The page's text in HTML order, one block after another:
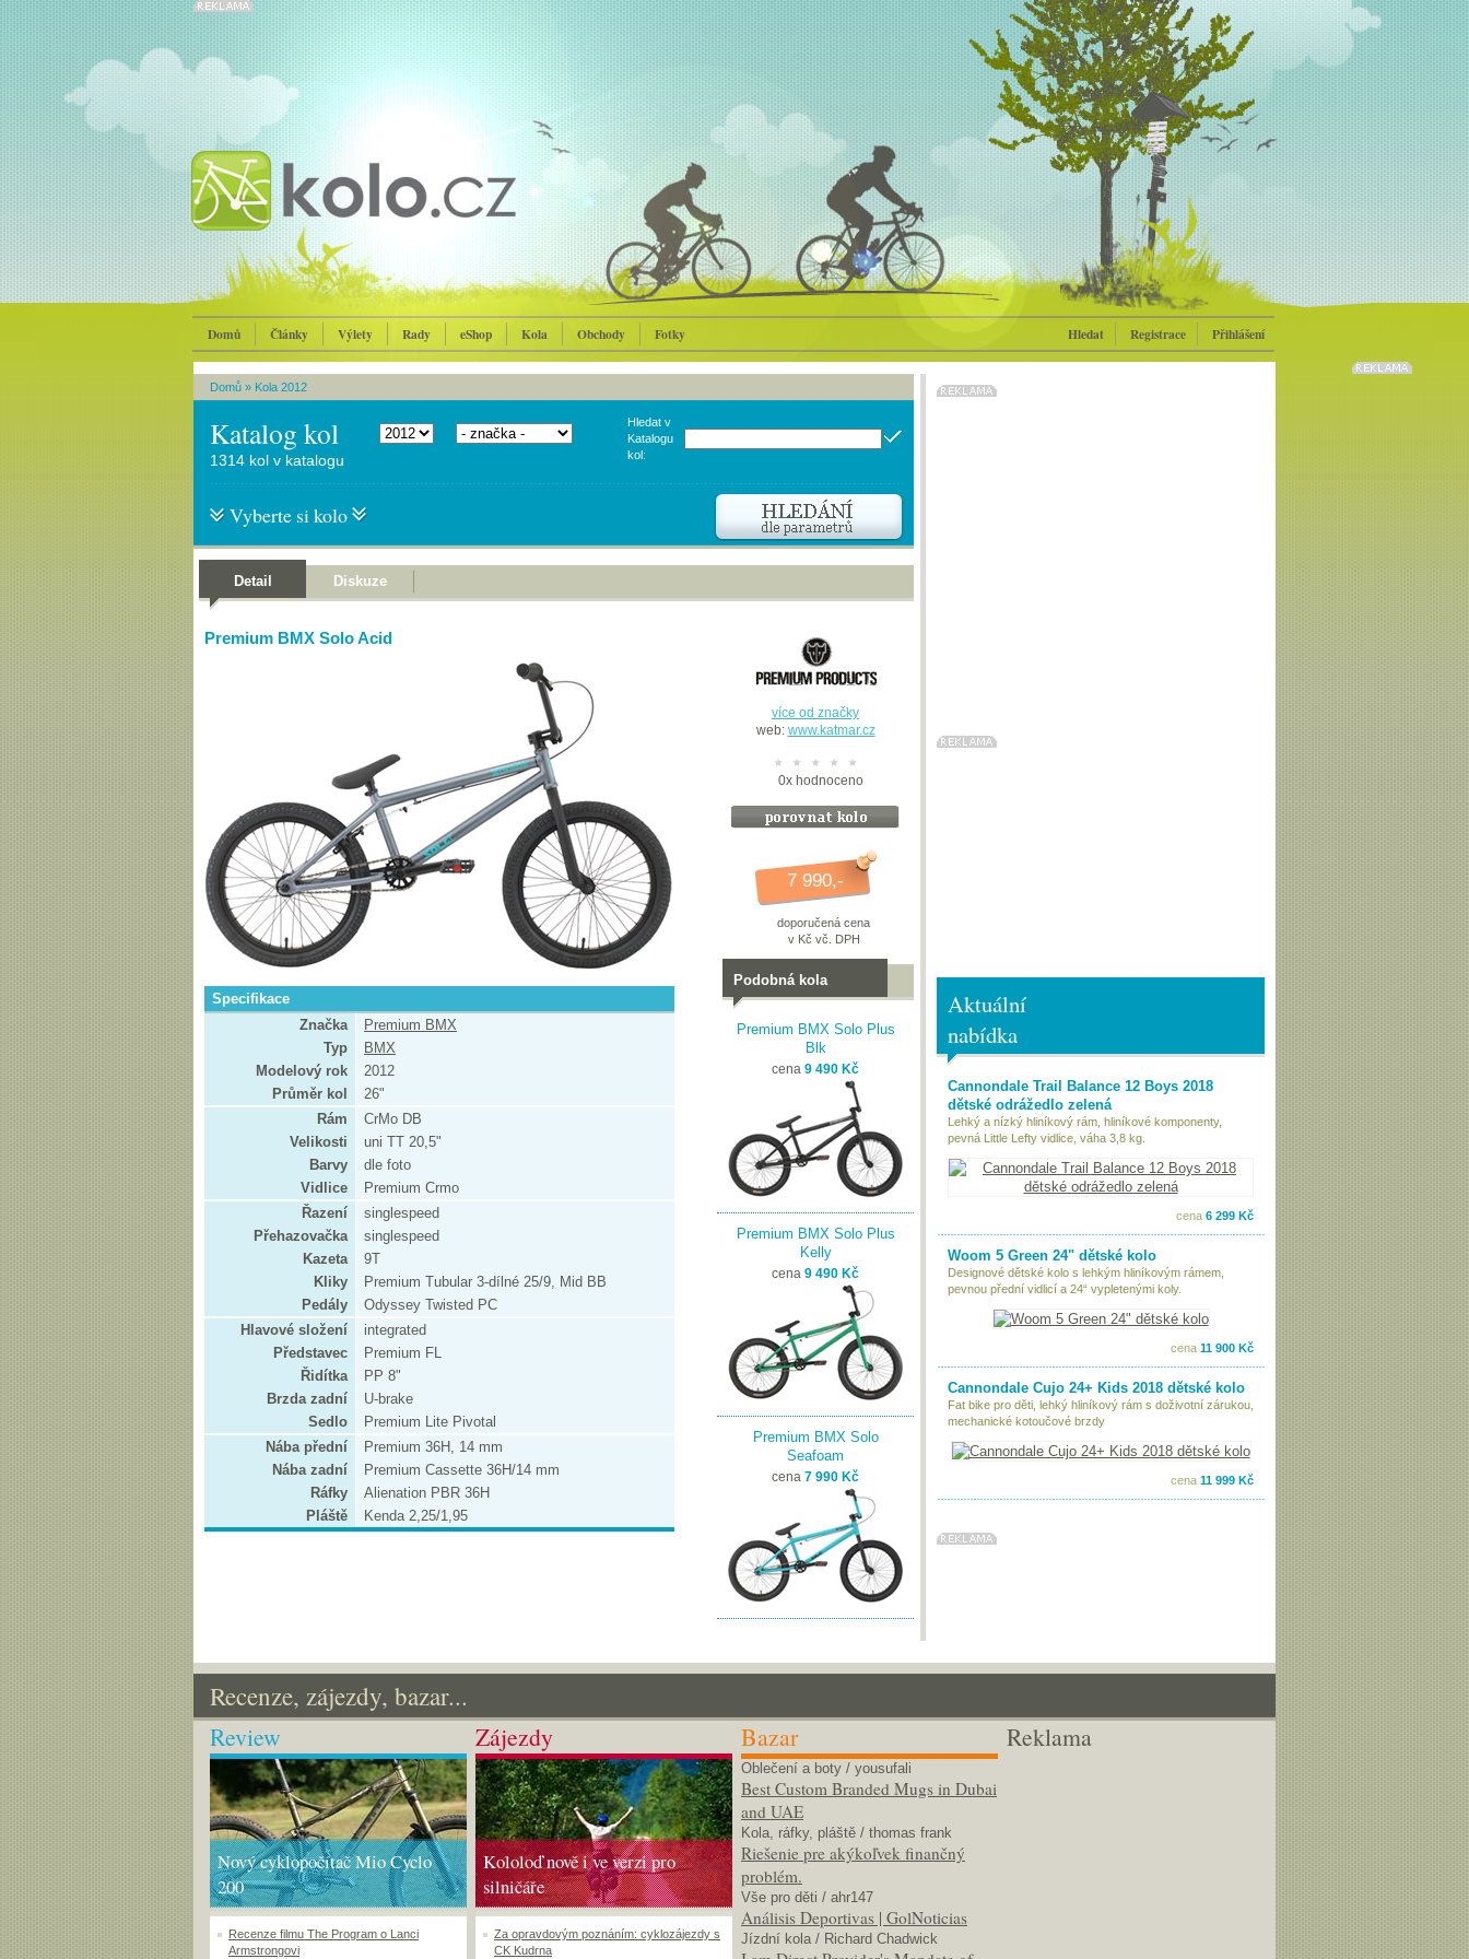
Domů Články Výlety Rady eShop Kola Obchody Fotky Hledat Registrace Přihlášení
Domů » Kola 2012
Katalog kol
Hledat v
Katalogu
kol:
1314 kol v katalogu
Vyberte si kolo
Detail Diskuze
Premium BMX Solo Acid
Specifikace
Značka
Premium BMX
Typ
BMX
Modelový rok
2012
Průměr kol
26"
Rám
CrMo DB
Velikosti
uni TT 20,5"
Barvy
dle foto
Vidlice
Premium Crmo
Řazení
singlespeed
Přehazovačka
singlespeed
Kazeta
9T
Kliky
Premium Tubular 3-dílné 25/9, Mid BB
Pedály
Odyssey Twisted PC
Hlavové složení
integrated
Představec
Premium FL
Řidítka
PP 8"
Brzda zadní
U-brake
Sedlo
Premium Lite Pivotal
Nába přední
Premium 36H, 14 mm
Nába zadní
Premium Cassette 36H/14 mm
Ráfky
Alienation PBR 36H
Pláště
Kenda 2,25/1,95
více od značky
web: www.katmar.cz
0xhodnoceno
7 990,-
doporučená cena
v Kč vč. DPH
Podobná kola
Premium BMX Solo Plus
Blk
cena 9 490 Kč
Premium BMX Solo Plus
Kelly
cena 9 490 Kč
Premium BMX Solo
Seafoam
cena 7 990 Kč
Aktuální
nabídka
Cannondale Trail Balance 12 Boys 2018
dětské odrážedlo zelená
Lehký a nízký hliníkový rám, hliníkové komponenty,
pevná Little Lefty vidlice, váha 3,8 kg.
cena 6 299 Kč
Woom 5 Green 24" dětské kolo
Designové dětské kolo s lehkým hliníkovým rámem,
pevnou přední vidlicí a 24“ vypletenými koly.
cena 11 900 Kč
Cannondale Cujo 24+ Kids 2018 dětské kolo
Fat bike pro děti, lehký hliníkový rám s doživotní zárukou,
mechanické kotoučové brzdy
cena 11 999 Kč
Recenze, zájezdy, bazar...
Review
Nový cyklopočítač Mio Cyclo
200
Recenze filmu The Program o Lanci
Armstrongovi
Zájezdy
Kololoď nově i ve verzi pro
silničáře
Za opravdovým poznáním: cyklozájezdy s
CK Kudrna
Bazar
Oblečení a boty / yousufali
Best Custom Branded Mugs in Dubai
and UAE
Kola, ráfky, pláště / thomas frank
Riešenie pre akýkoľvek finančný
problém.
Vše pro děti / ahr147
Análisis Deportivas | GolNoticias
Jízdní kola / Richard Chadwick
Reklama